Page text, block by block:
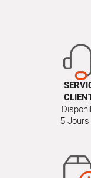
5